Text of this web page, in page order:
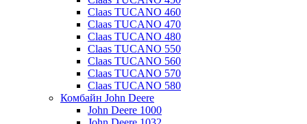
Claas TUCANO 460
Claas TUCANO 470
Claas TUCANO 480
Claas TUCANO 550
Claas TUCANO 560
Claas TUCANO 570
Claas TUCANO 580
Комбайн John Deere
John Deere 1000